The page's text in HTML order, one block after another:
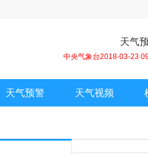
天气
中央气象台2018-03-23
天气预警 天气视频